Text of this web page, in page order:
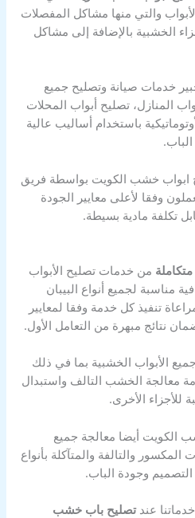
والتي منها مشاكل المفصلات
الخشبية بالإضافة إلى مشاكل
خدمات صيانة وتصليح جميع
المنازل، تصليح أبواب المحلات
باستخدام أساليب عالية
ابواب خشب الكويت بواسطة فريق
وفقا لأعلى معايير الجودة
تكلفة مادية بسيطة.
من خدمات تصليح الأبواب
مناسبة لجميع أنواع البيبان
تنفيذ كل خدمة وفقا لمعايير
نتائج مبهرة من التعامل الأول.
الأبواب الخشبية بما في ذلك
معالجة الخشب التالف واستبدال
للأجزاء الأخرى.
أيضا معالجة جميع
والتالفة والمتآكلة بأنواع
وجودة الباب.
عندتصليح باب خشب